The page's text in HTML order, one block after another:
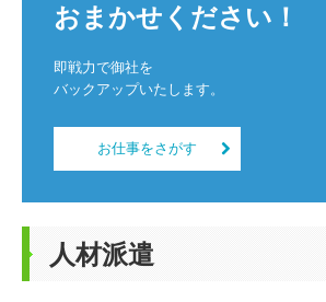
おまかせください！
即戦力で御社を
バックアップいたします。
お仕事をさがす
人材派遣